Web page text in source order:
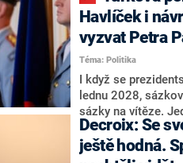
Martin Kuba.
například senátora
součástí klubu
redakce nevyloučil.
Zdeněk Nytra
některých
nepřítel, ale soupeř.
Havlíček i
vyzvat Petra
Téma: Politika
I když se
lednu 2028,
sázky na vítěze.
hlava státu Petr
zmiňují dva
Andreje Babiše a
Decroix: Se
ještě hodná.